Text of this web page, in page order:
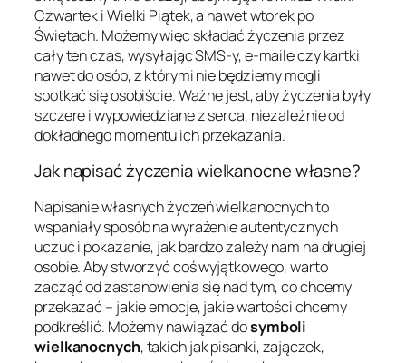
Czwartek i Wielki Piątek, a nawet wtorek po
Świętach. Możemy więc składać życzenia przez
cały ten czas, wysyłając SMS-y, e-maile czy kartki
nawet do osób, z którymi nie będziemy mogli
spotkać się osobiście. Ważne jest, aby życzenia były
szczere i wypowiedziane z serca, niezależnie od
dokładnego momentu ich przekazania.
Jak napisać życzenia wielkanocne własne?
Napisanie własnych życzeń wielkanocnych to
wspaniały sposób na wyrażenie autentycznych
uczuć i pokazanie, jak bardzo zależy nam na drugiej
osobie. Aby stworzyć coś wyjątkowego, warto
zacząć od zastanowienia się nad tym, co chcemy
przekazać – jakie emocje, jakie wartości chcemy
podkreślić. Możemy nawiązać dosymboli
wielkanocnych, takich jak pisanki, zajączek,